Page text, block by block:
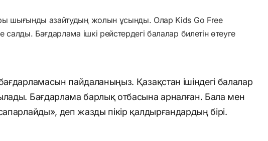
шығынды азайтудың жолын ұсынды. Олар Kids Go Free
Бағдарлама ішкі рейстердегі балалар билетін өтеуге
пайдаланыңыз. Қазақстан ішіндегі балалар
Бағдарлама барлық отбасына арналған. Бала мен
деп жазды пікір қалдырғандардың бірі.